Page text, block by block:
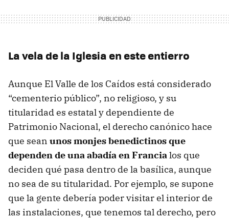
La vela de la Iglesia en este entierro
Aunque El Valle de los Caídos está considerado
“cementerio público”, no religioso, y su
titularidad es estatal y dependiente de
Patrimonio Nacional, el derecho canónico hace
que sean unos monjes benedictinos que
dependen de una abadía en Francialos que
deciden qué pasa dentro de la basílica, aunque
no sea de su titularidad. Por ejemplo, se supone
que la gente debería poder visitar el interior de
las instalaciones, que tenemos tal derecho, pero